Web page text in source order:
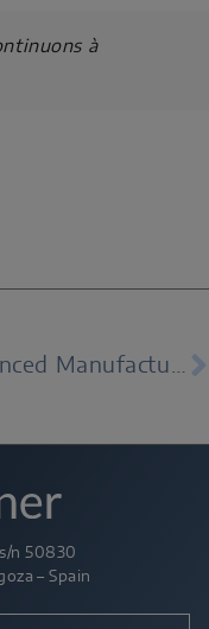
à
Advanced Manufacturing Madrid 2025 : l’expérience d’Estudener au salon industriel de l’année
n 50830
– Spain